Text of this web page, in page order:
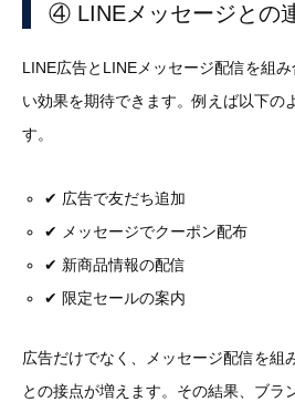
④ LINEメッセージとの
LINE広告とLINEメッセージ配信を組
い効果を期待できます。例えば以下の
す。
✔ 広告で友だち追加
✔ メッセージでクーポン配布
✔ 新商品情報の配信
✔ 限定セールの案内
広告だけでなく、メッセージ配信を組
との接点が増えます。その結果、ブラ